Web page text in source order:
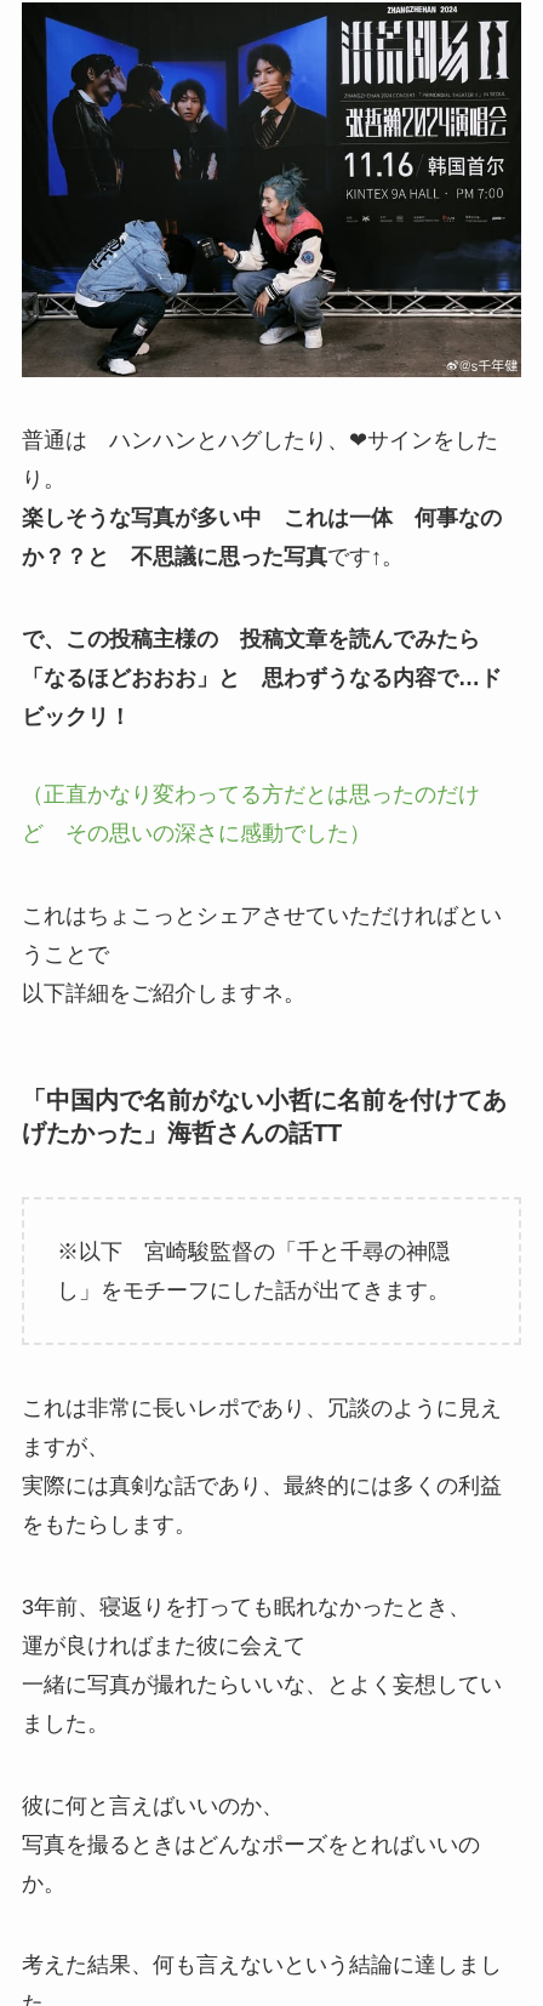
普通は ハンハンとハグしたり、❤サインをした
り。
楽しそうな写真が多い中 これは一体 何事なの
か？？と 不思議に思った写真です↑。
で、この投稿主様の 投稿文章を読んでみたら
「なるほどおおお」と 思わずうなる内容で…ド
ビックリ！
（正直かなり変わってる方だとは思ったのだけ
ど その思いの深さに感動でした）
これはちょこっとシェアさせていただければとい
うことで
以下詳細をご紹介しますネ。
「中国内で名前がない小哲に名前を付けてあ
げたかった」海哲さんの話TT
※以下 宮崎駿監督の「千と千尋の神隠
し」をモチーフにした話が出てきます。
これは非常に長いレポであり、冗談のように見え
ますが、
実際には真剣な話であり、最終的には多くの利益
をもたらします。
3年前、寝返りを打っても眠れなかったとき、
運が良ければまた彼に会えて
一緒に写真が撮れたらいいな、とよく妄想してい
ました。
彼に何と言えばいいのか、
写真を撮るときはどんなポーズをとればいいの
か。
考えた結果、何も言えないという結論に達しまし